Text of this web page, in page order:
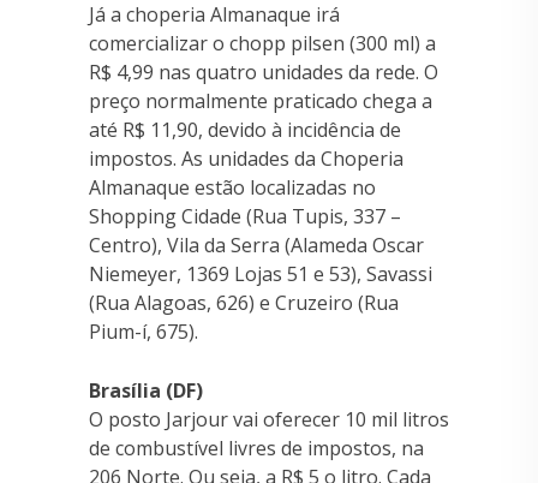
Já a choperia Almanaque irá
comercializar o chopp pilsen (300 ml) a
R$ 4,99 nas quatro unidades da rede. O
preço normalmente praticado chega a
até R$ 11,90, devido à incidência de
impostos. As unidades da Choperia
Almanaque estão localizadas no
Shopping Cidade (Rua Tupis, 337 –
Centro), Vila da Serra (Alameda Oscar
Niemeyer, 1369 Lojas 51 e 53), Savassi
(Rua Alagoas, 626) e Cruzeiro (Rua
Pium-í, 675).
Brasília (DF)
O posto Jarjour vai oferecer 10 mil litros
de combustível livres de impostos, na
206 Norte. Ou seja, a R$ 5 o litro. Cada